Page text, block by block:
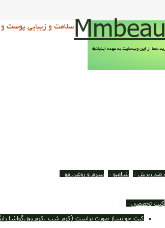
سلامت و زیبایی پوست
شما از این وب‌سایت به عهده اینجانب
ضد ريزش شامپو سرم و روغن مو
کیت تخصصی
کیت جوانساز صورت تراست (کرم شب ،کرم روز،گواشا